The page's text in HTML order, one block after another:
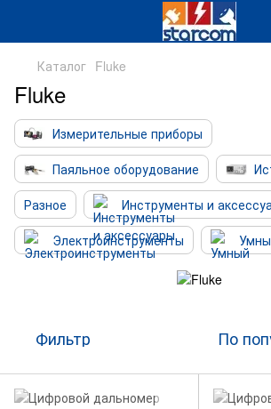
Каталог Fluke
Fluke
Измерительные приборы
Паяльное оборудование
Разное
Инструменты и
Электроинструменты
Фильтр По